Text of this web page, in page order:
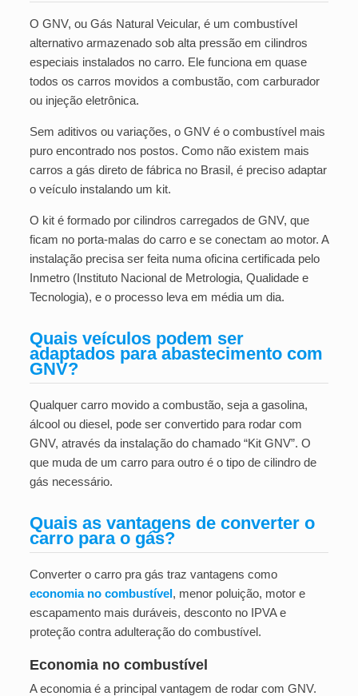
O GNV, ou Gás Natural Veicular, é um combustível
alternativo armazenado sob alta pressão em cilindros
especiais instalados no carro. Ele funciona em quase
todos os carros movidos a combustão, com carburador
ou injeção eletrônica.
Sem aditivos ou variações, o GNV é o combustível mais
puro encontrado nos postos. Como não existem mais
carros a gás direto de fábrica no Brasil, é preciso adaptar
o veículo instalando um kit.
O kit é formado por cilindros carregados de GNV, que
ficam no porta-malas do carro e se conectam ao motor. A
instalação precisa ser feita numa oficina certificada pelo
Inmetro (Instituto Nacional de Metrologia, Qualidade e
Tecnologia), e o processo leva em média um dia.
Quais veículos podem ser
adaptados para abastecimento com
GNV?
Qualquer carro movido a combustão, seja a gasolina,
álcool ou diesel, pode ser convertido para rodar com
GNV, através da instalação do chamado “Kit GNV”. O
que muda de um carro para outro é o tipo de cilindro de
gás necessário.
Quais as vantagens de converter o
carro para o gás?
Converter o carro pra gás traz vantagens como
economia no combustível, menor poluição, motor e
escapamento mais duráveis, desconto no IPVA e
proteção contra adulteração do combustível.
Economia no combustível
A economia é a principal vantagem de rodar com GNV.